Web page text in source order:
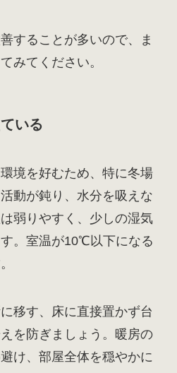
することが多いので、ま
みてください。
いる
境を好むため、特に冬場
動が鈍り、水分を吸えな
弱りやすく、少しの湿気
。室温が10℃以下になる
移す、床に直接置かず台
を防ぎましょう。暖房の
け、部屋全体を穏やかに